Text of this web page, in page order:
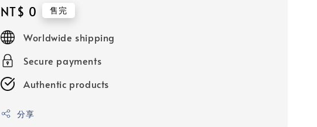
Regular
price
NT$ 0 售完
Worldwide shipping
Secure payments
Authentic products
分享